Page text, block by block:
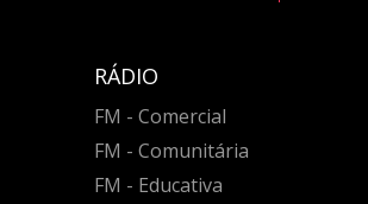
RÁDIO
FM - Comercial
FM - Comunitária
FM - Educativa